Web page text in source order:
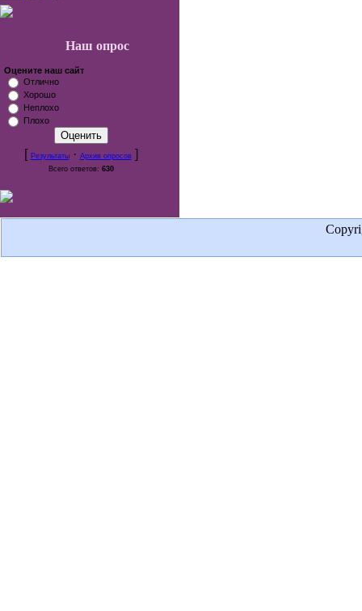
Наш опрос
Оцените наш сайт
Отлично
Хорошо
Неплохо
Плохо
[ Результаты· Архив опросов]
Всего ответов: 630